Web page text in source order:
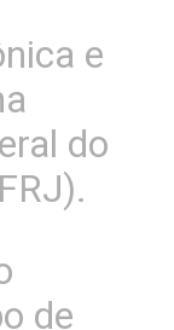
e
do
de